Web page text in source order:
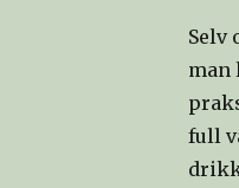
Selv
man
full